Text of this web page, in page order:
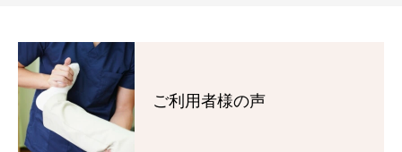
ご利用者様の声